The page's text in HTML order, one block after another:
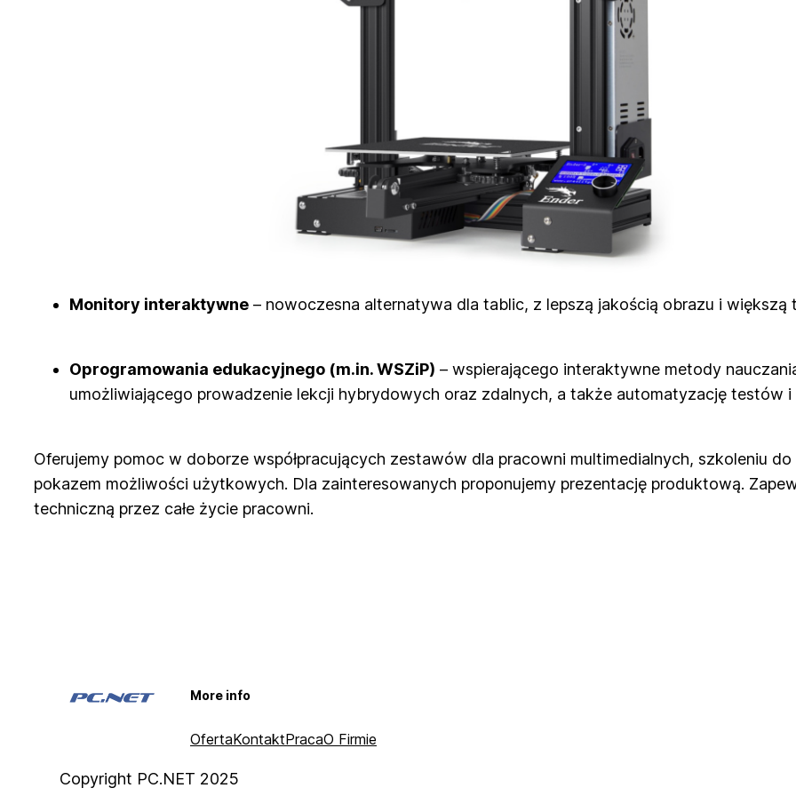
Monitory interaktywne – nowoczesna alternatywa dla tablic, z lepszą jakością obrazu i większą
Oprogramowania edukacyjnego (m.in. WSZiP) – wspierającego interaktywne metody
umożliwiającego prowadzenie lekcji hybrydowych oraz zdalnych, a także automatyzację testów i
Oferujemy pomoc w doborze współpracujących zestawów dla pracowni multimedialnych, szkoleniu do
pokazem możliwości użytkowych. Dla zainteresowanych proponujemy prezentację produktową.
techniczną przez całe życie pracowni.
More info
OfertaKontaktPracaO Firmie
Copyright PC.NET 2025